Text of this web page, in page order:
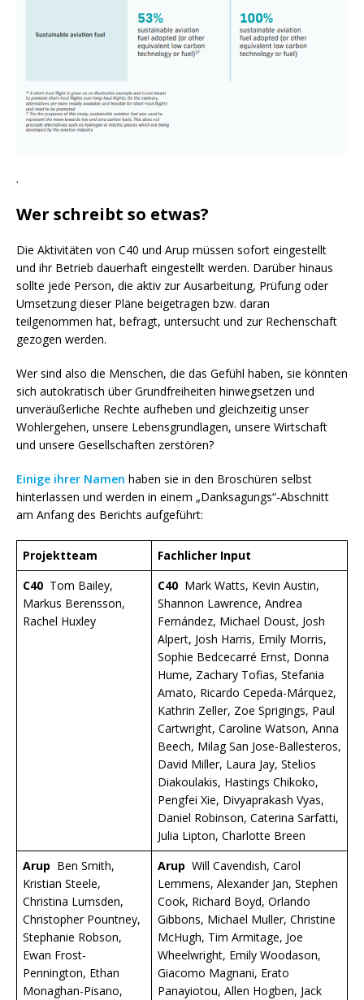
.
Wer schreibt so etwas?
Die Aktivitäten von C40 und Arup müssen sofort eingestellt
und ihr Betrieb dauerhaft eingestellt werden. Darüber hinaus
sollte jede Person, die aktiv zur Ausarbeitung, Prüfung oder
Umsetzung dieser Pläne beigetragen bzw. daran
teilgenommen hat, befragt, untersucht und zur Rechenschaft
gezogen werden.
Wer sind also die Menschen, die das Gefühl haben, sie könnten
sich autokratisch über Grundfreiheiten hinwegsetzen und
unveräußerliche Rechte aufheben und gleichzeitig unser
Wohlergehen, unsere Lebensgrundlagen, unsere Wirtschaft
und unsere Gesellschaften zerstören?
Einige ihrer Namen haben sie in den Broschüren selbst
hinterlassen und werden in einem „Danksagungs“-Abschnitt
am Anfang des Berichts aufgeführt:
Projektteam
Fachlicher Input
C40 Tom Bailey,
Markus Berensson,
Rachel Huxley
C40 Mark Watts, Kevin Austin,
Shannon Lawrence, Andrea
Fernández, Michael Doust, Josh
Alpert, Josh Harris, Emily Morris,
Sophie Bedcecarré Ernst, Donna
Hume, Zachary Tofias, Stefania
Amato, Ricardo Cepeda-Márquez,
Kathrin Zeller, Zoe Sprigings, Paul
Cartwright, Caroline Watson, Anna
Beech, Milag San Jose-Ballesteros,
David Miller, Laura Jay, Stelios
Diakoulakis, Hastings Chikoko,
Pengfei Xie, Divyaprakash Vyas,
Daniel Robinson, Caterina Sarfatti,
Julia Lipton, Charlotte Breen
Arup Ben Smith,
Kristian Steele,
Christina Lumsden,
Christopher Pountney,
Stephanie Robson,
Ewan Frost-
Pennington, Ethan
Monaghan-Pisano,
Arup Will Cavendish, Carol
Lemmens, Alexander Jan, Stephen
Cook, Richard Boyd, Orlando
Gibbons, Michael Muller, Christine
McHugh, Tim Armitage, Joe
Wheelwright, Emily Woodason,
Giacomo Magnani, Erato
Panayiotou, Allen Hogben, Jack